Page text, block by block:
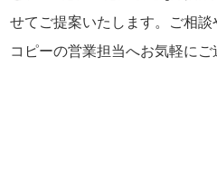
せてご提案いたします。ご相
コピーの営業担当へお気軽にご